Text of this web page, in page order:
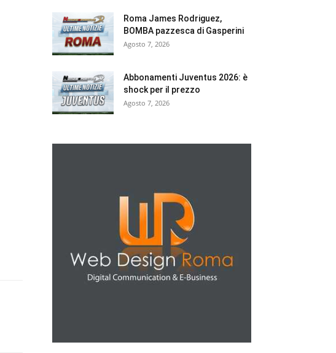
Roma James Rodriguez,
BOMBA pazzesca di Gasperini
Agosto 7, 2026
Abbonamenti Juventus 2026: è
shock per il prezzo
Agosto 7, 2026